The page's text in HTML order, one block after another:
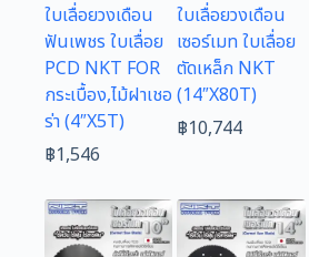
ใบเลื่อยวงเดือน
ฟันเพชร ใบเลื่อย
PCD NKT FOR
กระเบื้อง,ไม้ฝาเชอ
ร่า (4″X5T)
฿1,546
ใบเลื่อยวงเดือน
เซอร์เมท ใบเลื่อย
ตัดเหล็ก NKT
(14″X80T)
฿10,744